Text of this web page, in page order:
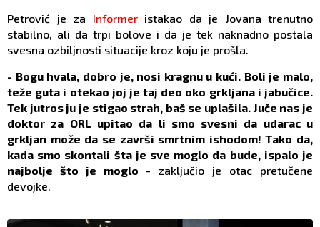
Petrović je za Informeristakao da je Jovana trenutno
stabilno, ali da trpi bolove i da je tek naknadno postala
svesna ozbiljnosti situacije kroz koju je prošla.
- Bogu hvala, dobro je, nosi kragnu u kući. Boli je malo,
teže guta i otekao joj je taj deo oko grkljana i jabučice.
Tek jutros ju je stigao strah, baš se uplašila. Juče nas je
doktor za ORL upitao da li smo svesni da udarac u
grkljan može da se završi smrtnim ishodom! Tako da,
kada smo skontali šta je sve moglo da bude, ispalo je
najbolje što je moglo - zaključio je otac pretučene
devojke.